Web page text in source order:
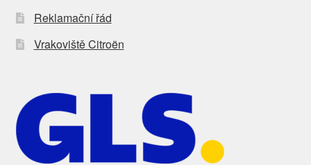
Reklamační řád
Vrakoviště Citroën